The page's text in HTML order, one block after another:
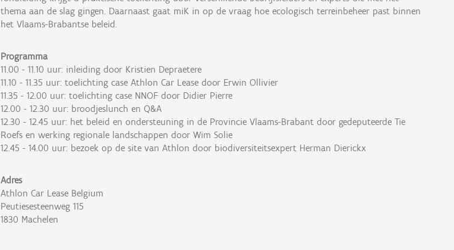
thema aan de slag gingen. Daarnaast gaat miK in op de vraag hoe ecologisch terreinbeheer past binnen
het Vlaams-Brabantse beleid.
Programma
11.00 - 11.10 uur: inleiding door Kristien Depraetere
11.10 - 11.35 uur: toelichting case Athlon Car Lease door Erwin Ollivier
11.35 - 12.00 uur: toelichting case NNOF door Didier Pierre
12.00 - 12.30 uur: broodjeslunch en Q&A
12.30 - 12.45 uur: het beleid en ondersteuning in de Provincie Vlaams-Brabant door gedeputeerde Tie
Roefs en werking regionale landschappen door Wim Solie
12.45 - 14.00 uur: bezoek op de site van Athlon door biodiversiteitsexpert Herman Dierickx
Adres
Athlon Car Lease Belgium
Peutiesesteenweg 115
1830 Machelen